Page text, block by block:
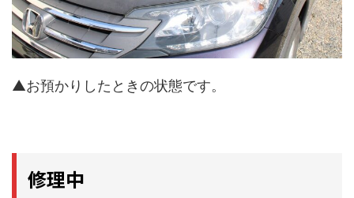
▲お預かりしたときの状態です。
修理中